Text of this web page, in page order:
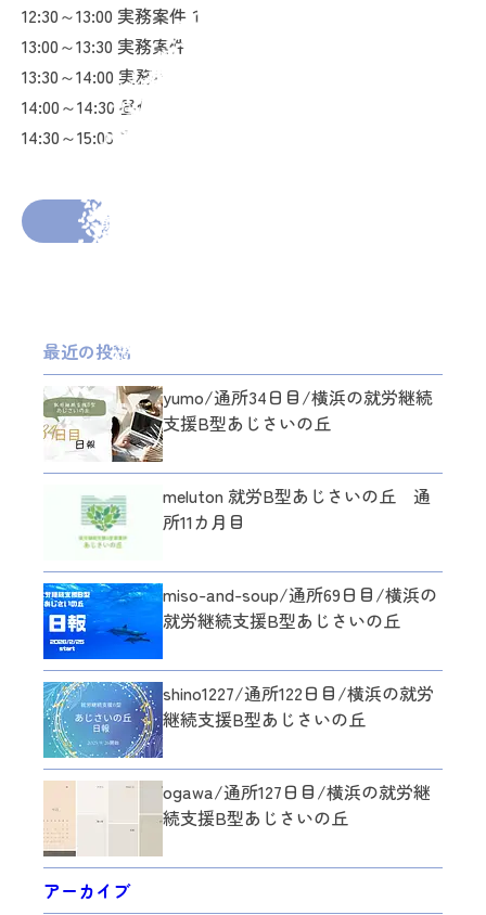
12:30～13:00 実務案件１
13:00～13:30 実務案件１
13:30～14:00 実務案件１
14:00～14:30 昼休み
14:30～15:00 昼休み
前の投稿へ
最近の投稿
yumo/通所34日目/横浜の就労継続
支援B型あじさいの丘
meluton 就労B型あじさいの丘 通
所11カ月目
miso-and-soup/通所69日目/横浜の
就労継続支援B型あじさいの丘
shino1227/通所122日目/横浜の就労
継続支援B型あじさいの丘
ogawa/通所127日目/横浜の就労継
続支援B型あじさいの丘
アーカイブ